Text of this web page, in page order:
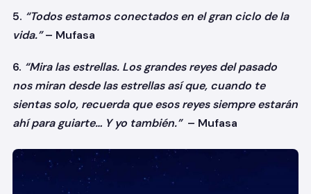
5. “Todos estamos conectados en el gran ciclo de la
vida.”– Mufasa
6. “Mira las estrellas. Los grandes reyes del pasado
nos miran desde las estrellas así que, cuando te
sientas solo, recuerda que esos reyes siempre estarán
ahí para guiarte… Y yo también.” – Mufasa